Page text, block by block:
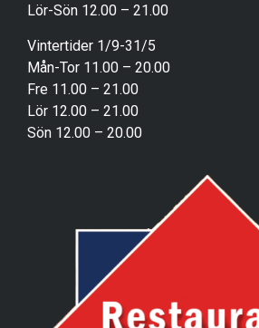
Lör-Sön 12.00 – 21.00
Vintertider 1/9-31/5
Mån-Tor 11.00 – 20.00
Fre 11.00 – 21.00
Lör 12.00 – 21.00
Sön 12.00 – 20.00